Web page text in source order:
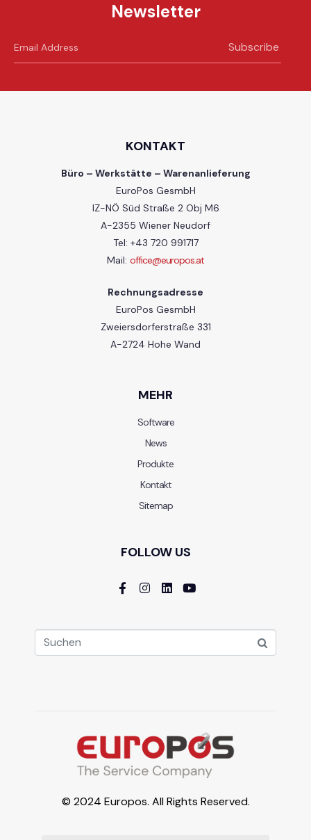
Newsletter
Subscribe
KONTAKT
Büro – Werkstätte – Warenanlieferung
EuroPos GesmbH
IZ-NÖ Süd Straße 2 Obj M6
A-2355 Wiener Neudorf
Tel: +43 720 991717
Mail: office@europos.at
Rechnungsadresse
EuroPos GesmbH
Zweiersdorferstraße 331
A-2724 Hohe Wand
MEHR
Software
News
Produkte
Kontakt
Sitemap
FOLLOW US
© 2024 Europos. All Rights Reserved.